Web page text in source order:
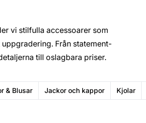
vi stilfulla accessoarer som
Från statement-
till oslagbara priser.
& Blusar Jackor och kappor Kjolar